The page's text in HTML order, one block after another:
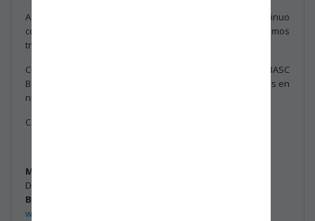
Agradecemos su dedicación a la sostenibilidad y su continuo
compromiso con las mejores prácticas. Juntos, continuaremos
trabajando hacia un futuro más sostenible y resiliente.
Cualquier información adicional, será informada por BASC
Bogotá – Colombia, a través de las direcciones registradas en
nuestra base de datos de los asociados.
Cordialmente,
Miguel Velásquez Olea.
Director Ejecutivo
BASC Bogotá - Colombia
www.bascbogota.com